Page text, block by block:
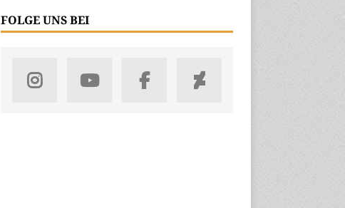
FOLGE UNS BEI